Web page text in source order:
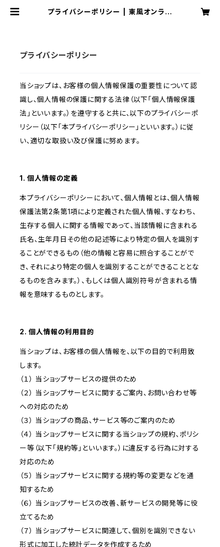
プライバシーポリシー | 東風オンライ
プライバシーポリシー
当ショップは、お客様の個人情報保護の重要性について認
識し、個人情報の保護に関する法律（以下「個人情報保護
法」といいます。）を遵守すると共に、以下のプライバシーポ
リシー（以下「本プライバシーポリシー」といいます。）に従
い、適切な取扱い及び保護に努めます。
1. 個人情報の定義
本プライバシーポリシーにおいて、個人情報とは、個人情報
保護法第2条第1項により定義された個人情報、すなわち、
生存する個人に関する情報であって、当該情報に含まれる
氏名、生年月日その他の記述等により特定の個人を識別す
ることができるもの（他の情報と容易に照合することがで
き、それにより特定の個人を識別することができることとな
るものを含みます。）、もしくは個人識別符号が含まれる情
報を意味するものとします。
2. 個人情報の利用目的
当ショップは、お客様の個人情報を、以下の目的で利用致
します。
（１） 当ショップサービスの提供のため
（２） 当ショップサービスに関するご案内、お問い合わせ等
への対応のため
（３） 当ショップの商品、サービス等のご案内のため
（４） 当ショップサービスに関する当ショップの規約、ポリシ
ー等（以下「規約等」といいます。）に違反する行為に対する
対応のため
（５） 当ショップサービスに関する規約等の変更などを通
知するため
（６） 当ショップサービスの改善、新サービスの開発等に役
立てるため
（７） 当ショップサービスに関連して、個別を識別できない
形式に加工した統計データを作成するため